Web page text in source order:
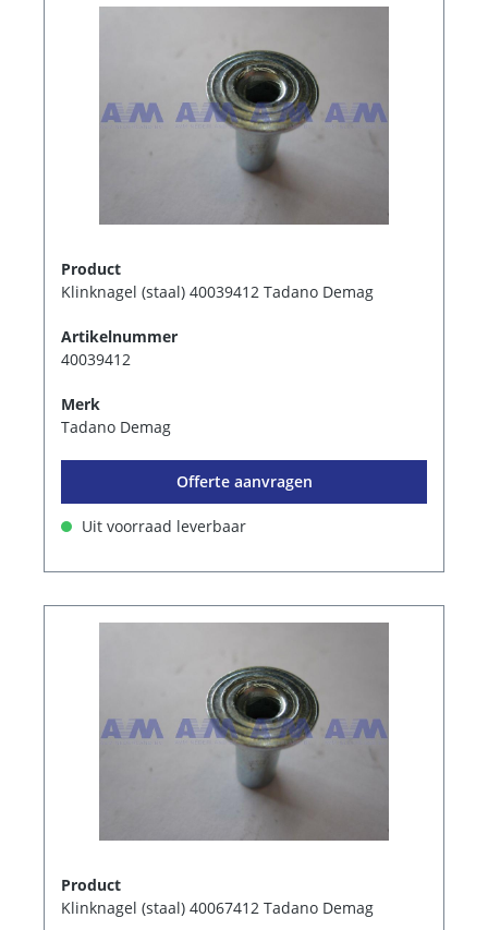
Product
Klinknagel (staal) 40039412 Tadano Demag
Artikelnummer
40039412
Merk
Tadano Demag
Offerte aanvragen
Uit voorraad leverbaar
Product
Klinknagel (staal) 40067412 Tadano Demag